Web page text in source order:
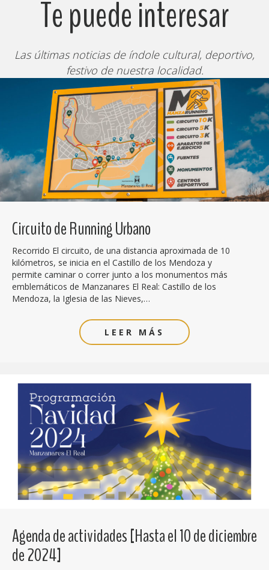
Te puede interesar
Las últimas noticias de índole cultural, deportivo,
festivo de nuestra localidad.
Circuito de Running Urbano
Recorrido El circuito, de una distancia aproximada de 10
kilómetros, se inicia en el Castillo de los Mendoza y
permite caminar o correr junto a los monumentos más
emblemáticos de Manzanares El Real: Castillo de los
Mendoza, la Iglesia de las Nieves,…
LEER MÁS
Agenda de actividades [Hasta el 10 de diciembre
de 2024]